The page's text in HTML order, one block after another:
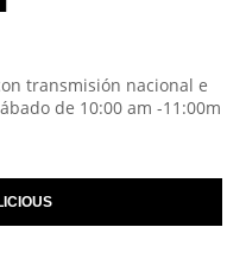
transmisión nacional e
de 10:00 am -11:00m